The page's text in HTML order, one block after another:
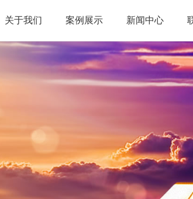
关于我们 案例展示 新闻中心